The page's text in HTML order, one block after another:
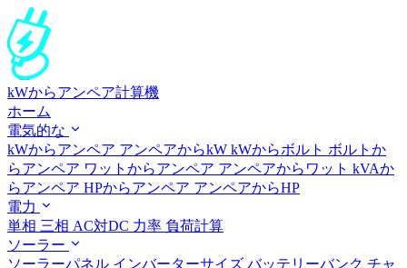
kWからアンペア計算機
ホーム
電気的な
kWからアンペア アンペアからkW kWからボルト ボルトか
らアンペア ワットからアンペア アンペアからワット kVAか
らアンペア HPからアンペア アンペアからHP
電力
単相 三相 AC対DC 力率 負荷計算
ソーラー
ソーラーパネル インバーターサイズ バッテリーバンク チャ